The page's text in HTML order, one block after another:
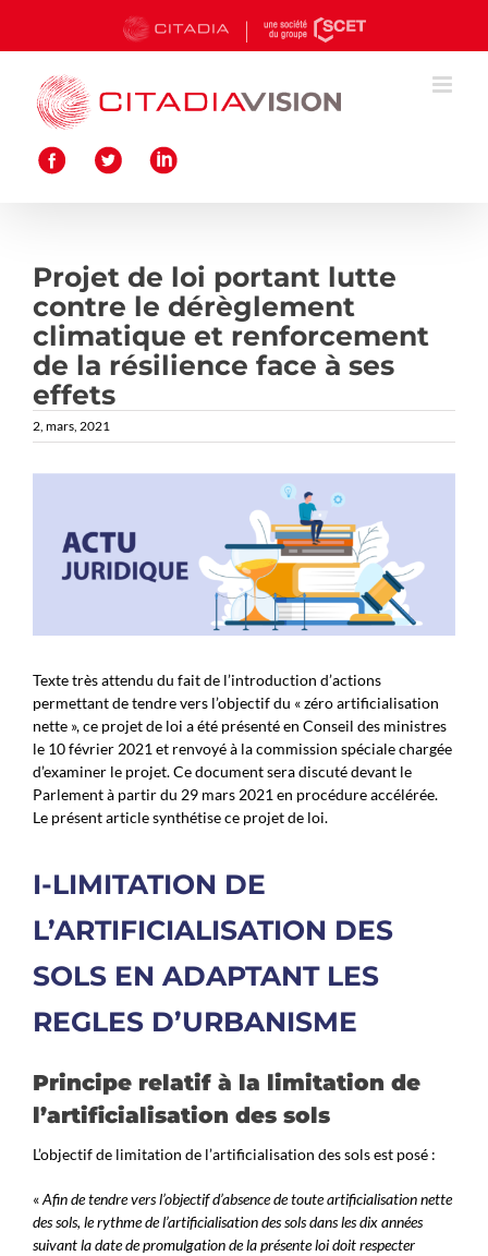
contenu
Projet de loi portant lutte
contre le dérèglement
climatique et renforcement
de la résilience face à ses
effets
2, mars, 2021
Texte très attendu du fait de l’introduction d’actions
permettant de tendre vers l’objectif du « zéro artificialisation
nette », ce projet de loi a été présenté en Conseil des ministres
le 10 février 2021 et renvoyé à la commission spéciale chargée
d’examiner le projet. Ce document sera discuté devant le
Parlement à partir du 29 mars 2021 en procédure accélérée.
Le présent article synthétise ce projet de loi.
I-LIMITATION DE
L’ARTIFICIALISATION DES
SOLS EN ADAPTANT LES
REGLES D’URBANISME
Principe relatif à la limitation de
l’artificialisation des sols
L’objectif de limitation de l’artificialisation des sols est posé :
«Afin de tendre vers l’objectif d’absence de toute artificialisation nette
des sols, le rythme de l’artificialisation des sols dans les dix années
suivant la date de promulgation de la présente loi doit respecter